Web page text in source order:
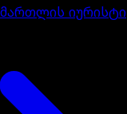
იურისტი